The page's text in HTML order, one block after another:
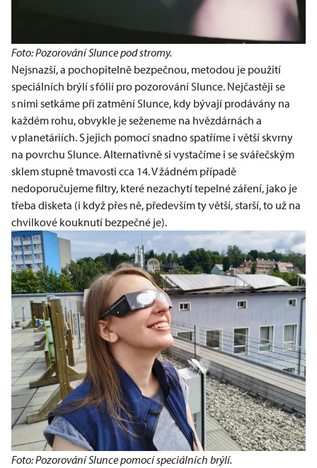
Foto: Pozorování Slunce pod stromy.
Nejsnazší, a pochopitelně bezpečnou, metodou je použití
speciálních brýlí s fólií pro pozorování Slunce. Nejčastěji se
s nimi setkáme při zatmění Slunce, kdy bývají prodávány na
každém rohu, obvykle je seženeme na hvězdárnách a
v planetáriích. S jejich pomocí snadno spatříme i větší skvrny
na povrchu Slunce. Alternativně si vystačíme i se svářečským
sklem stupně tmavosti cca 14. V žádném případě
nedoporučujeme filtry, které nezachytí tepelné záření, jako je
třeba disketa (i když přes ně, především ty větší, starší, to už na
chvilkové kouknutí bezpečné je).
Foto: Pozorování Slunce pomocí speciálních brýlí.